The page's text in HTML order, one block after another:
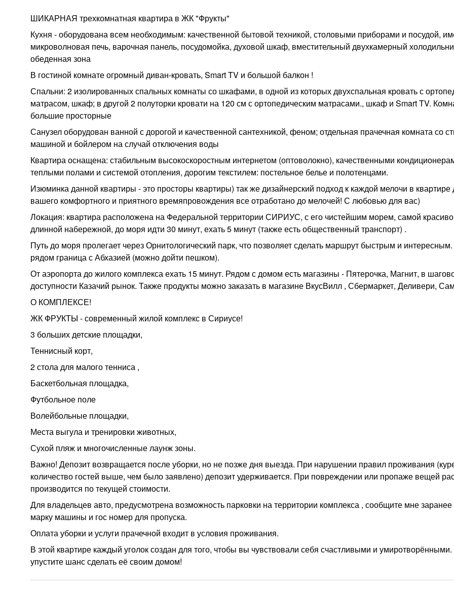
ШИКАРНАЯ трехкомнатная квартира в ЖК "Фрукты"
Кухня - оборудована всем необходимым: качественной бытовой техникой, столовыми приборами и посудой,
микроволновая печь, варочная панель, посудомойка, духовой шкаф, вместительный двухкамерный
обеденная зона
В гостиной комнате огромный диван-кровать, Smart TV и большой балкон !
Спальни: 2 изолированных спальных комнаты со шкафами, в одной из которых двухспальная кровать с
матрасом, шкаф; в другой 2 полуторки кровати на 120 см с ортопедическим матрасами., шкаф и Smart TV.
большие просторные
Санузел оборудован ванной с дорогой и качественной сантехникой, феном; отдельная прачечная комната со
машиной и бойлером на случай отключения воды
Квартира оснащена: стабильным высокоскоростным интернетом (оптоволокно), качественными
теплыми полами и системой отопления, дорогим текстилем: постельное белье и полотенцами.
Изюминка данной квартиры - это просторы квартиры) так же дизайнерский подход к каждой мелочи в квартире
вашего комфортного и приятного времяпровождения все отработано до мелочей! С любовью для вас)
Локация: квартира расположена на Федеральной территории СИРИУС, с его чистейшим морем, самой
длинной набережной, до моря идти 30 минут, ехать 5 минут (также есть общественный транспорт) .
Путь до моря пролегает через Орнитологический парк, что позволяет сделать маршрут быстрым и
рядом граница с Абхазией (можно дойти пешком).
От аэропорта до жилого комплекса ехать 15 минут. Рядом с домом есть магазины - Пятерочка, Магнит, в
доступности Казачий рынок. Также продукты можно заказать в магазине ВкусВилл , Сбермаркет, Деливери,
О КОМПЛЕКСЕ!
ЖК ФРУКТЫ - современный жилой комплекс в Сириусе!
3 больших детские площадки,
Теннисный корт,
2 стола для малого тенниса ,
Баскетбольная площадка,
Футбольное поле
Волейбольные площадки,
Места выгула и тренировки животных,
Сухой пляж и многочисленные лаунж зоны.
Важно! Депозит возвращается после уборки, но не позже дня выезда. При нарушении правил проживания
количество гостей выше, чем было заявлено) депозит удерживается. При повреждении или пропаже вещей
производится по текущей стоимости.
Для владельцев авто, предусмотрена возможность парковки на территории комплекса , сообщите мне заранее
марку машины и гос номер для пропуска.
Оплата уборки и услуги прачечной входит в условия проживания.
В этой квартире каждый уголок создан для того, чтобы вы чувствовали себя счастливыми и
упустите шанс сделать её своим домом!